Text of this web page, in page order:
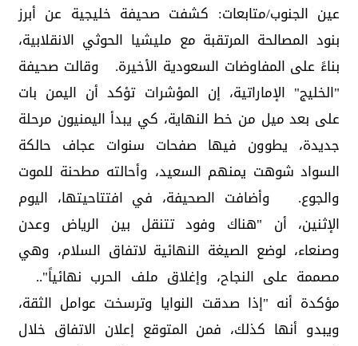
عين الجنوب/متابعات: كشفت صحيفة خليجية عن أبرز
بنود المصالحة المرتقبة مع مليشيا الحوثي الانقلابية،
بناءً على المفاوضات السعودية الأخيرة. وقالت صحيفة
"الخليج" الإماراتية، إن المؤشرات تؤكد أن اليمن بات
على بعد ميل من خط النهاية، كي يبدأ اليمنيون مرحلة
جديدة، يطوون فيها صفحات سنوات عجاف حالكة
السواد شوهت يمنهم السعيد، وأحالته مطحنة للموت
والجوع. وأضافت الصحيفة، في افتتاحيتها، اليوم
الإثنين، أن "هناك وفود تتنقل بين الرياض وعدن
وصنعاء، لوضع الصيغة النهائية لاتفاق السلام، وهي
مصممة على النجاح، وإغلاق ملف الحرب نهائياً"..
مؤكدة أنه "إذا صدقت النوايا وترسخت عوامل الثقة،
ويبدو أنها كذلك، فمن المتوقع إعلان الاتفاق خلال